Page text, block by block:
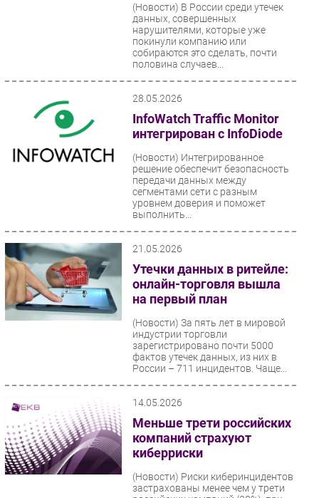
(Новости) В России среди утечек
данных, совершенных
нарушителями, которые уже
покинули компанию или
собираются это сделать, почти
половина случаев...
28.05.2026
InfoWatch Traffic Monitor
интегрирован с InfoDiode
(Новости) Интегрированное
решение обеспечит безопасность
передачи данных между
сегментами сети с разным
уровнем доверия и поможет
выполнить...
21.05.2026
Утечки данных в ритейле:
онлайн-торговля вышла
на первый план
(Новости) За пять лет в мировой
индустрии торговли
зарегистрировано почти 5000
фактов утечек данных, из них в
России – 711 инцидентов. Чаще...
14.05.2026
Меньше трети российских
компаний страхуют
киберриски
(Новости) Риски киберинцидентов
застрахованы менее чем у трети